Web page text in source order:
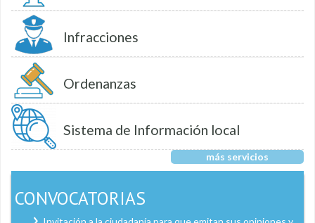
Infracciones
Ordenanzas
Sistema de Información local
más servicios
CONVOCATORIAS